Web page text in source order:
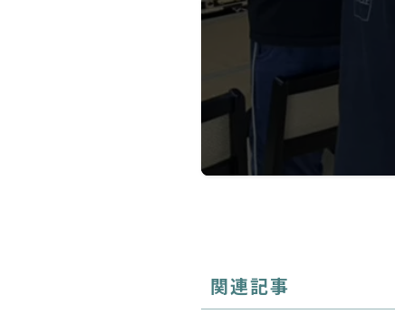
関連記事